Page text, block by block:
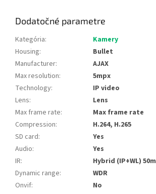
Dodatočné parametre
Kategória:
Kamery
Housing:
Bullet
Manufacturer:
AJAX
Max resolution:
5mpx
Technology:
IP video
Lens:
Lens
Max frame rate:
Max frame rate
Compression:
H.264, H.265
SD card:
Yes
Audio:
Yes
IR:
Hybrid (IP+WL) 50m
Dynamic range:
WDR
Onvif:
No